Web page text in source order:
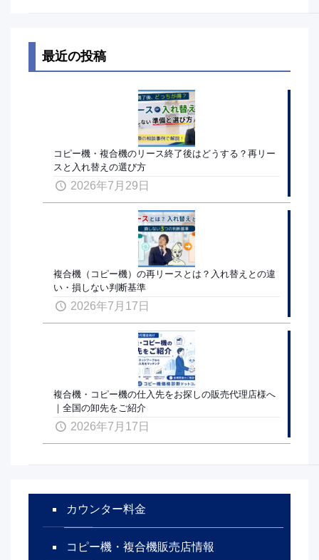
最近の投稿
コピー機・複合機のリース終了後はどうする？再リー
スと入れ替えの選び方
2026年7月29日
複合機（コピー機）の再リースとは？入れ替えとの違
い・損しない判断基準
2026年7月17日
複合機・コピー機の仕入先をお探しの販売代理店様へ
｜全国の卸先をご紹介
2026年7月17日
カウンター料金
コピー機・複合機販売店情報